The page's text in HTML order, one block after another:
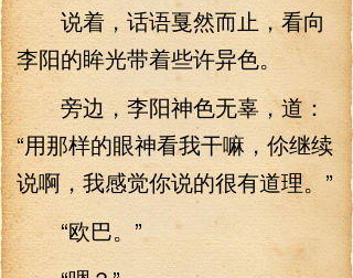
说着，话语戛然而止，看向
李阳的眸光带着些许异色。
旁边，李阳神色无辜，道：
“用那样的眼神看我干嘛，伱继续
说啊，我感觉你说的很有道理。”
“欧巴。”